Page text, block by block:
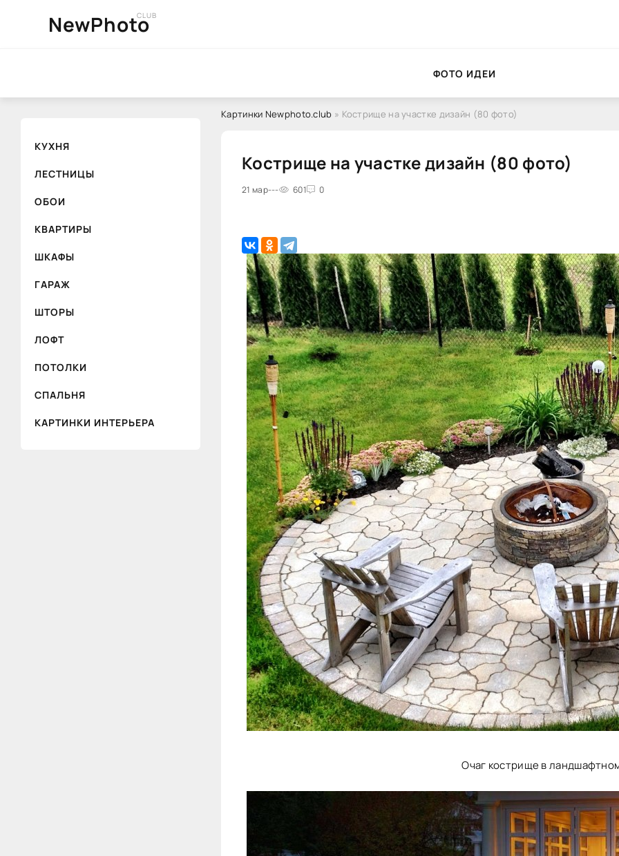
NewPhoto
CLUB
ФОТО ИДЕИ
КУХНЯ
ЛЕСТНИЦЫ
ОБОИ
КВАРТИРЫ
ШКАФЫ
ГАРАЖ
ШТОРЫ
ЛОФТ
ПОТОЛКИ
СПАЛЬНЯ
КАРТИНКИ ИНТЕРЬЕРА
Картинки Newphoto.club » Кострище на участке дизайн (80 фото)
Кострище на участке дизайн (80 фото)
21 мар--- 601 0
Очаг кострище в